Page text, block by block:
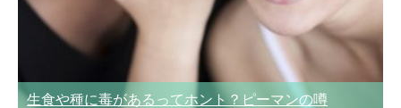
生食や種に毒があるってホント？ピーマンの噂